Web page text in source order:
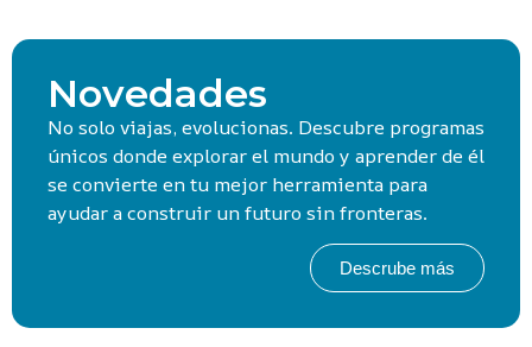
Novedades
No solo viajas, evolucionas. Descubre programas
únicos donde explorar el mundo y aprender de él
se convierte en tu mejor herramienta para
ayudar a construir un futuro sin fronteras.
Descrube más